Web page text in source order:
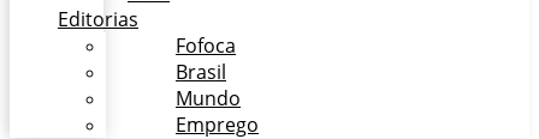
Editorias
Fofoca
Brasil
Mundo
Emprego